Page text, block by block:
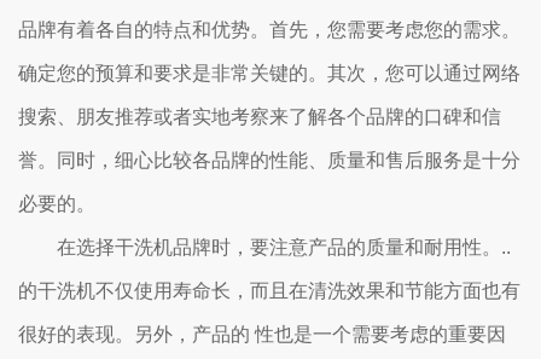
品牌有着各自的特点和优势。首先，您需要考虑您的需求。
确定您的预算和要求是非常关键的。其次，您可以通过网络
搜索、朋友推荐或者实地考察来了解各个品牌的口碑和信
誉。同时，细心比较各品牌的性能、质量和售后服务是十分
必要的。
在选择干洗机品牌时，要注意产品的质量和耐用性。..
的干洗机不仅使用寿命长，而且在清洗效果和节能方面也有
很好的表现。另外，产品的 性也是一个需要考虑的重要因